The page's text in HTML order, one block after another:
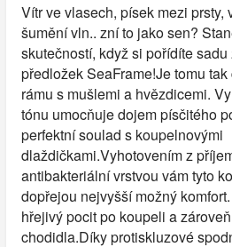
Vítr ve vlasech, písek mezi prsty,
šumění vln.. zní to jako sen?
skutečností, když si pořídíte
předložek SeaFrame!Je tomu
rámu s mušlemi a hvězdicemi.
tónu umocňuje dojem písčitého
perfektní soulad s koupelnovými
dlaždičkami.Vyhotovením z
antibakteriální vrstvou vám tyto
dopřejou nejvyšší možný
hřejivý pocit po koupeli a
chodidla.Díky protiskluzové